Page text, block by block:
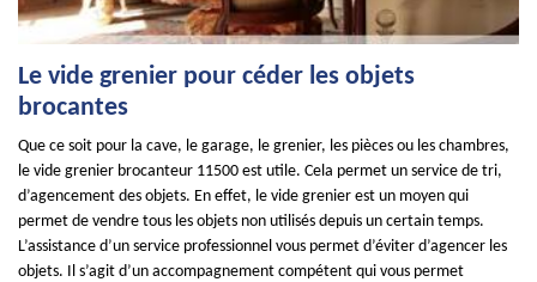
Le vide grenier pour céder les objets
brocantes
Que ce soit pour la cave, le garage, le grenier, les pièces ou les chambres,
le vide grenier brocanteur 11500 est utile. Cela permet un service de tri,
d’agencement des objets. En effet, le vide grenier est un moyen qui
permet de vendre tous les objets non utilisés depuis un certain temps.
L’assistance d’un service professionnel vous permet d’éviter d’agencer les
objets. Il s’agit d’un accompagnement compétent qui vous permet